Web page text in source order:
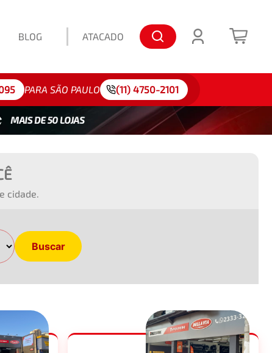
BLOG ATACADO
175/65R15
PARA SÃO PAULO (11) 4750-2101
cidade.
Buscar